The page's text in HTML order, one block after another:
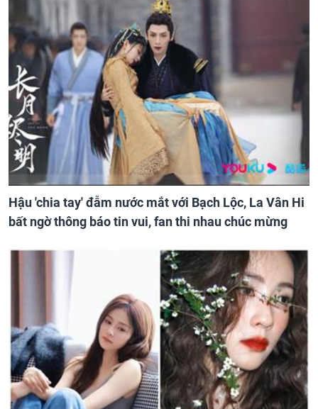
Hậu 'chia tay' đẫm nước mắt với Bạch Lộc, La Vân Hi
bất ngờ thông báo tin vui, fan thi nhau chúc mừng